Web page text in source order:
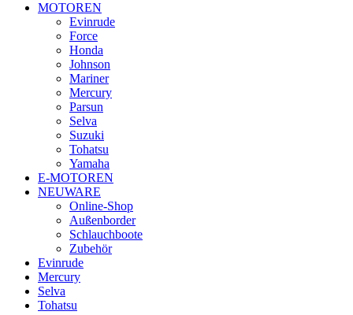
MOTOREN
Evinrude
Force
Honda
Johnson
Mariner
Mercury
Parsun
Selva
Suzuki
Tohatsu
Yamaha
E-MOTOREN
NEUWARE
Online-Shop
Außenborder
Schlauchboote
Zubehör
Evinrude
Mercury
Selva
Tohatsu